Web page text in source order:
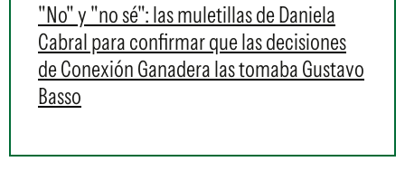
"No" y "no sé": las muletillas de Daniela
Cabral para confirmar que las decisiones
de Conexión Ganadera las tomaba Gustavo
Basso